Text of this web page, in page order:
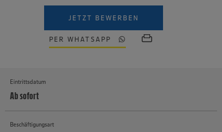
JETZT BEWERBEN
PER WHATSAPP
Eintrittsdatum
Ab sofort
Beschäftigungsart